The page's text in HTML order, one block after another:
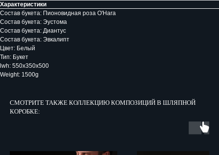
Характеристики
Состав букета: Пионовидная роза O'Hara
Состав букета: Эустома
Состав букета: Диантус
Состав букета: Эвкалипт
Цвет: Белый
Тип: Букет
lwh: 550x350x500
Weight: 1500g
СМОТРИТЕ ТАКЖЕ КОЛЛЕКЦИЮ КОМПОЗИЦИЙ В ШЛЯПНОЙ
КОРОБКЕ: